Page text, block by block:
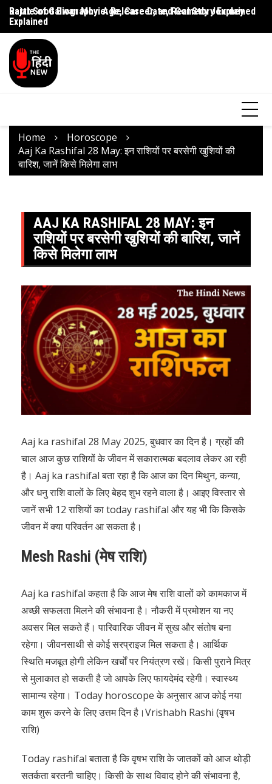
Rajat Sood Biography: Age, Career, and Comedy Journey
Explained
Battle of Galwan Movie: Release Date, Real Story Explained
Home
Horoscope
Aaj Ka Rashifal 28 May: इन राशियों पर बरसेगी खुशियों की
बारिश, जानें किसे मिलेगा लाभ
AAJ KA RASHIFAL 28 MAY: इन
राशियों पर बरसेगी खुशियों की बारिश, जानें
किसे मिलेगा लाभ
Aaj ka rashifal 28 May 2025, बुधवार का दिन है। ग्रहों की
चाल आज कुछ राशियों के जीवन में सकारात्मक बदलाव लेकर आ रही
है। Aaj ka rashifal बता रहा है कि आज का दिन मिथुन, कन्या,
और धनु राशि वालों के लिए बेहद शुभ रहने वाला है। आइए विस्तार से
जानें सभी 12 राशियों का today rashifal और यह भी कि किसके
जीवन में क्या परिवर्तन आ सकता है।
Mesh Rashi (मेष राशि)
Aaj ka rashifal कहता है कि आज मेष राशि वालों को कामकाज में
अच्छी सफलता मिलने की संभावना है। नौकरी में प्रमोशन या नए
अवसर मिल सकते हैं। पारिवारिक जीवन में सुख और संतोष बना
रहेगा। जीवनसाथी से कोई सरप्राइज मिल सकता है। आर्थिक
स्थिति मजबूत होगी लेकिन खर्चों पर नियंत्रण रखें। किसी पुराने मित्र
से मुलाकात हो सकती है जो आपके लिए फायदेमंद रहेगी। स्वास्थ्य
सामान्य रहेगा। Today horoscope के अनुसार आज कोई नया
काम शुरू करने के लिए उत्तम दिन है।Vrishabh Rashi (वृषभ
राशि)
Today rashifal बताता है कि वृषभ राशि के जातकों को आज थोड़ी
सतर्कता बरतनी चाहिए। किसी के साथ विवाद होने की संभावना है,